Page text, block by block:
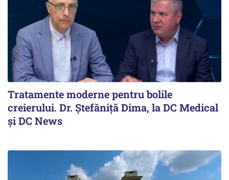
Tratamente moderne pentru bolile
creierului. Dr. Ștefăniță Dima, la DC Medical
și DC News